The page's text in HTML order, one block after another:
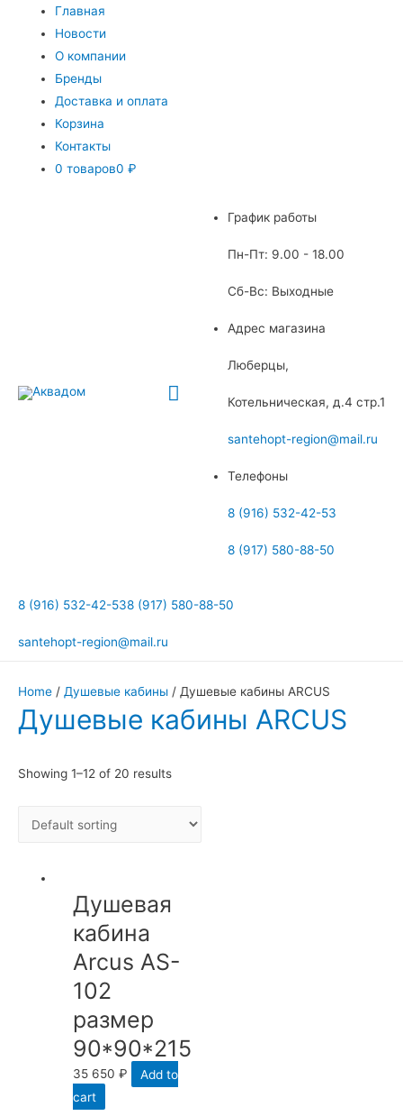
Главная
Новости
О компании
Бренды
Доставка и оплата
Корзина
Контакты
0 товаров0 ₽
Главное
График работы
Пн-Пт: 9.00 - 18.00
Сб-Вс: Выходные
Адрес магазина
Люберцы,
Котельническая, д.4 стр.1
santehopt-region@mail.ru
Телефоны
8 (916) 532-42-53
8 (917) 580-88-50
8 (916) 532-42-538 (917) 580-88-50
santehopt-region@mail.ru
Home / Душевые кабины / Душевые кабины ARCUS
Душевые кабины ARCUS
Showing 1–12 of 20 results
Душевая
кабина
Arcus AS-
102
размер
90*90*215
35 650₽
Add to
cart